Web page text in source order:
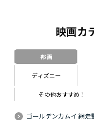
映画カ
邦画
ディズニー
その他おすすめ！
ゴールデンカムイ 網走